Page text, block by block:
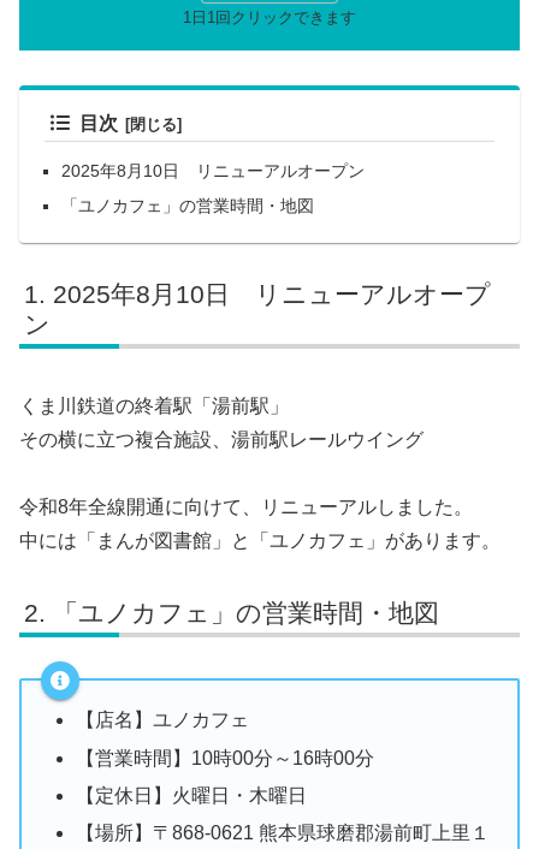
目次
2025年8月10日 リニューアルオープン
「ユノカフェ」の営業時間・地図
2025年8月10日 リニューアルオープ
ン
くま川鉄道の終着駅「湯前駅」
その横に立つ複合施設、湯前駅レールウイング
令和8年全線開通に向けて、リニューアルしました。
中には「まんが図書館」と「ユノカフェ」があります。
「ユノカフェ」の営業時間・地図
【店名】ユノカフェ
【営業時間】10時00分～16時00分
【定休日】火曜日・木曜日
【場所】〒868-0621 熊本県球磨郡湯前町上里１